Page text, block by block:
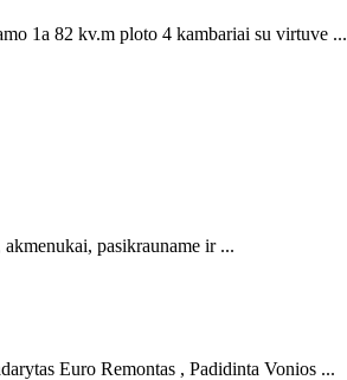
1a 82 kv.m ploto 4 kambariai su virtuve ...
pasikrauname ir ...
Euro Remontas , Padidinta Vonios ...